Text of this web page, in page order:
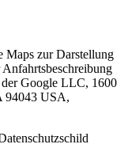
Maps zur Darstellung
der Google LLC, 1600
94043 USA,